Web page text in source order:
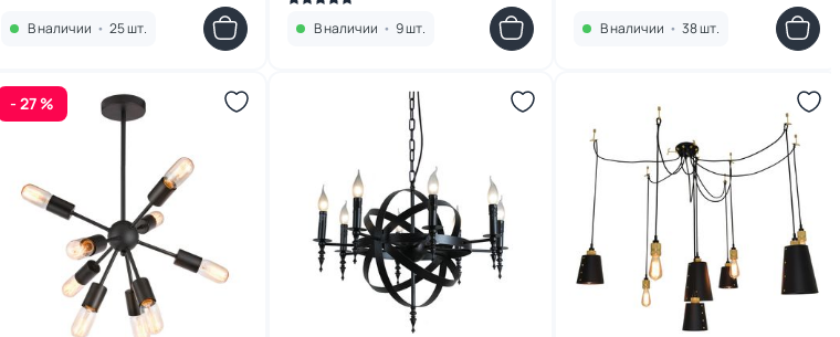
В наличии • 25 шт. В наличии • 9 шт. В наличии • 38 шт.
- 27 %